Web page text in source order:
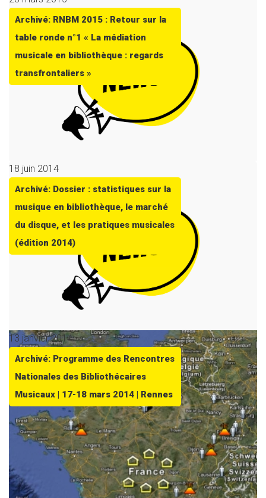
Archivé: RNBM 2015 : Retour sur la
table ronde n°1 « La médiation
musicale en bibliothèque : regards
transfrontaliers »
18 juin 2014
Archivé: Dossier : statistiques sur la
musique en bibliothèque, le marché
du disque, et les pratiques musicales
(édition 2014)
13 janvier 2014
Archivé: Programme des Rencontres
Nationales des Bibliothécaires
Musicaux | 17-18 mars 2014 | Rennes